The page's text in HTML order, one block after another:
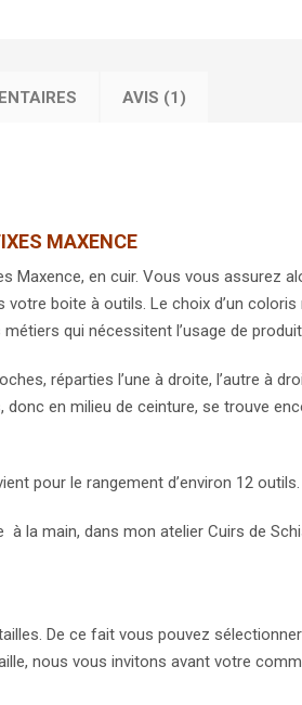
AVIS (1)
MAXENCE
en cuir. Vous vous assurez
boite à outils. Le choix d’un
qui nécessitent l’usage de
réparties l’une à droite, l’autre à
en milieu de ceinture, se trouve
pour le rangement d’environ 12 outils.
la main, dans mon atelier Cuirs de
De ce fait vous pouvez
nous vous invitons avant votre